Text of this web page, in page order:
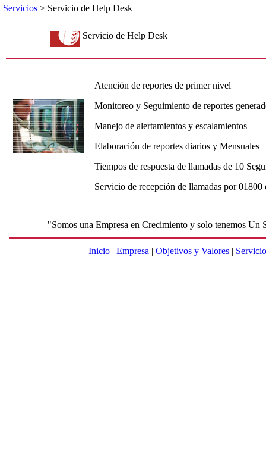
Servicios > Servicio de Help Desk
Servicio de Help Desk
Atención de reportes de primer nivel
Monitoreo y Seguimiento de reportes
Manejo de alertamientos y escalamientos
Elaboración de reportes diarios y Mensuales
Tiempos de respuesta de llamadas de 10
Servicio de recepción de llamadas por 01800
"Somos una Empresa en Crecimiento y solo tenemos
Inicio | Empresa | Objetivos y Valores |